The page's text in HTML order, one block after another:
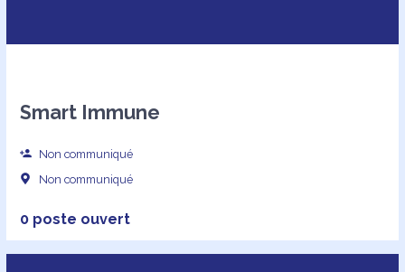
Smart Immune
Non communiqué
Non communiqué
0 poste ouvert